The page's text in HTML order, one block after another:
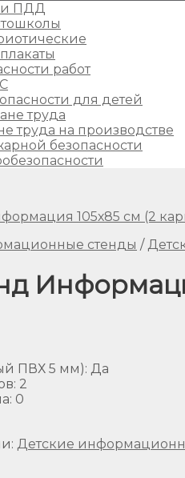
и ПДД
работ
для детей
труда
труда на производстве
безопасности
стенды /
ПВХ 5 мм): Да
: 2
: 0
Детские